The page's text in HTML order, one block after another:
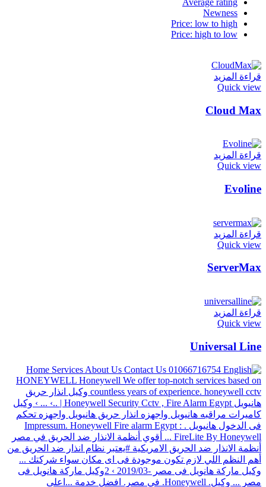
Newness
Price: low to high
Price: high to low
قراءة المزيد
Quick view
Cloud Max
قراءة المزيد
Quick view
Evoline
قراءة المزيد
Quick view
ServerMax
قراءة المزيد
Quick view
Universal Line